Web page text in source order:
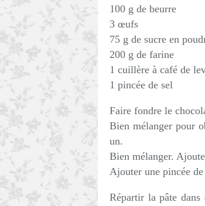
100 g de beurre
3 œufs
75 g de sucre en
200 g de farine
1 cuillère à café de
1 pincée de sel
Faire fondre le
Bien mélanger pour
un.
Bien mélanger.
Ajouter une pincée
Répartir la pâte